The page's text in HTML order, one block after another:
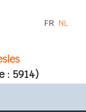
: 5914)
FR NL